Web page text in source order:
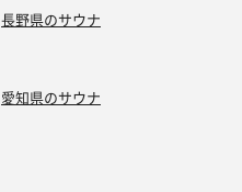
長野県のサウナ
愛知県のサウナ